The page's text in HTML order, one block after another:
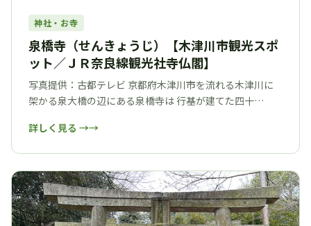
神社・お寺
泉橋寺（せんきょうじ）【木津川市観光スポ
ット／ＪＲ奈良線観光社寺仏閣】
写真提供：古都テレビ 京都府木津川市を流れる木津川に
架かる泉大橋の辺にある泉橋寺は 行基が建てた四十…
詳しく見る →